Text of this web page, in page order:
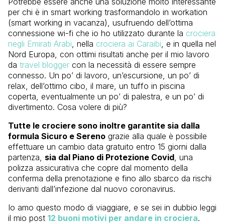
per chi è in smart working trasformandolo in workation
(smart working in vacanza), usufruendo dell’ottima
connessione wi-fi che io ho utilizzato durante la crociera
negli Emirati Arabi, nella crociera ai Caraibi, e in quella nel
Nord Europa, con ottimi risultati anche per il mio lavoro
da travel blogger con la necessità di essere sempre
connesso. Un po’ di lavoro, un’escursione, un po’ di
relax, dell’ottimo cibo, il mare, un tuffo in piscina
coperta, eventualmente un po’ di palestra, e un po’ di
divertimento. Cosa volere di più?
Tutte le crociere sono inoltre garantite sia dalla
formula Sicuro e Sereno grazie alla quale è possibile
effettuare un cambio data gratuito entro 15 giorni dalla
partenza, sia dal Piano di Protezione Covid, una
polizza assicurativa che copre dal momento della
conferma della prenotazione e fino allo sbarco da rischi
derivanti dall’infezione dal nuovo coronavirus.
Io amo questo modo di viaggiare, e se sei in dubbio leggi
il mio post 12 buoni motivi per andare in crociera.